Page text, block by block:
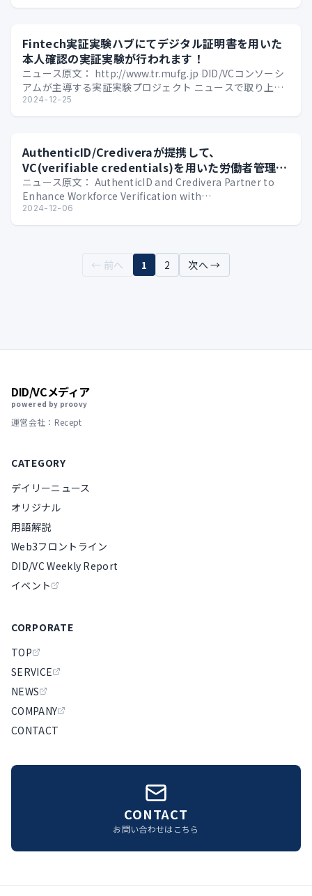
Fintech実証実験ハブにてデジタル証明書を用いた
本人確認の実証実験が行われます！
ニュース原文： http://www.tr.mufg.jp DID/VCコンソーシ
アムが主導する実証実験プロジェクト ニュースで取り上げ
られているのは、三菱UF…
2024-12-25
AuthenticID/Crediveraが提携して、
VC(verifiable credentials)を用いた労働者管理ツ
ールを提供しています
ニュース原文： AuthenticID and Credivera Partner to
Enhance Workforce Verification with…
2024-12-06
← 前へ 1 2 次へ →
DID/VCメディア
powered by proovy
運営会社：Recept
CATEGORY
デイリーニュース
オリジナル
用語解説
Web3フロントライン
DID/VC Weekly Report
イベント
CORPORATE
TOP
SERVICE
NEWS
COMPANY
CONTACT
CONTACT
お問い合わせはこちら